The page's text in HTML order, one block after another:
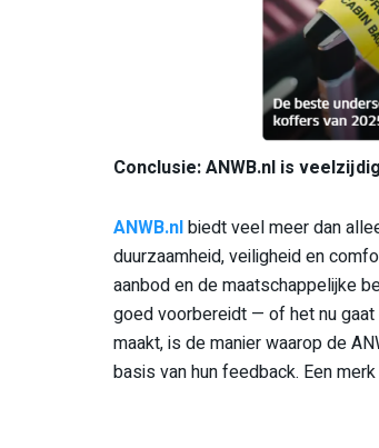
Conclusie: ANWB.nl is
ANWB.nlbiedt veel meer dan
duurzaamheid, veiligheid en
aanbod en de maatschappelijke
goed voorbereidt — of het nu
maakt, is de manier waarop de
basis van hun feedback. Een